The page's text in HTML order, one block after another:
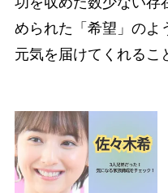
められた「希望」のよ
元気を届けてくれるこ